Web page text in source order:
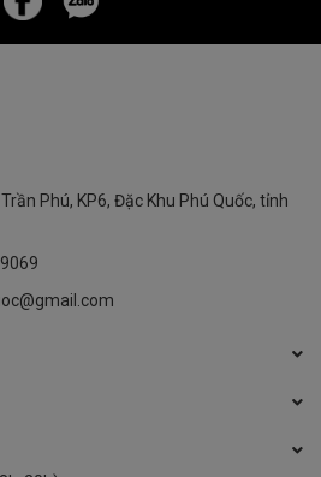
thoải mái hơn mang lại trải nghiệm
Rõ Ràng
Phú, KP6, Đặc Khu Phú Quốc, tỉnh